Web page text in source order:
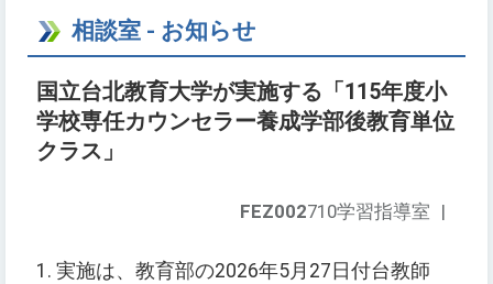
相談室 - お知らせ
国立台北教育大学が実施する「115年度小
学校専任カウンセラー養成学部後教育単位
クラス」
FEZ002710学習指導室 |
1. 実施は、教育部の2026年5月27日付台教師